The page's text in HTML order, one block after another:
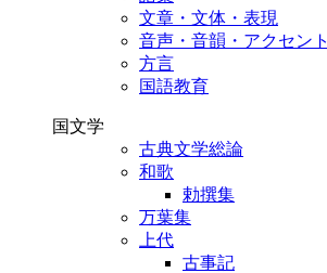
文章・文体・表現
音声・音韻・アクセント
方言
国語教育
国文学
古典文学総論
和歌
勅撰集
万葉集
上代
古事記